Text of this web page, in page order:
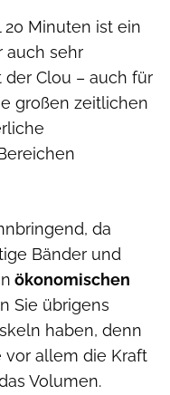
Minuten ist ein
auch sehr
der Clou – auch für
großen zeitlichen
da
Bänder und
ökonomischen
Sie übrigens
haben, denn
vor allem die Kraft
Volumen.